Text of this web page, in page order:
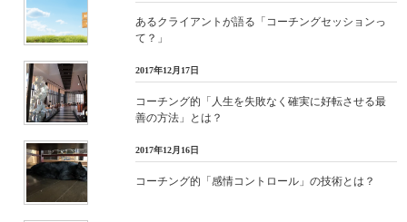
あるクライアントが語る「コーチングセッションっ
て？」
2017年12月17日
コーチング的「人生を失敗なく確実に好転させる最
善の方法」とは？
2017年12月16日
コーチング的「感情コントロール」の技術とは？